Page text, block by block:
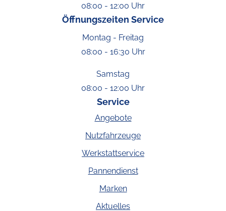
08:00 - 12:00 Uhr
Öffnungszeiten Service
Montag - Freitag
08:00 - 16:30 Uhr
Samstag
08:00 - 12:00 Uhr
Service
Angebote
Nutzfahrzeuge
Werkstattservice
Pannendienst
Marken
Aktuelles